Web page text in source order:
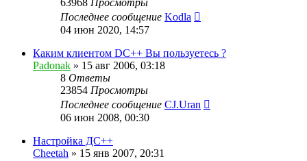
Последнее сообщение Kodla
04 июн 2020, 14:57
Каким клиентом DC++ Вы пользуетесь ?
Padonak » 15 авг 2006, 03:18
8 Ответы
23854 Просмотры
Последнее сообщение CJ.Uran
06 июн 2008, 00:30
Настройка ДС++
Cheetah » 15 янв 2007, 20:31